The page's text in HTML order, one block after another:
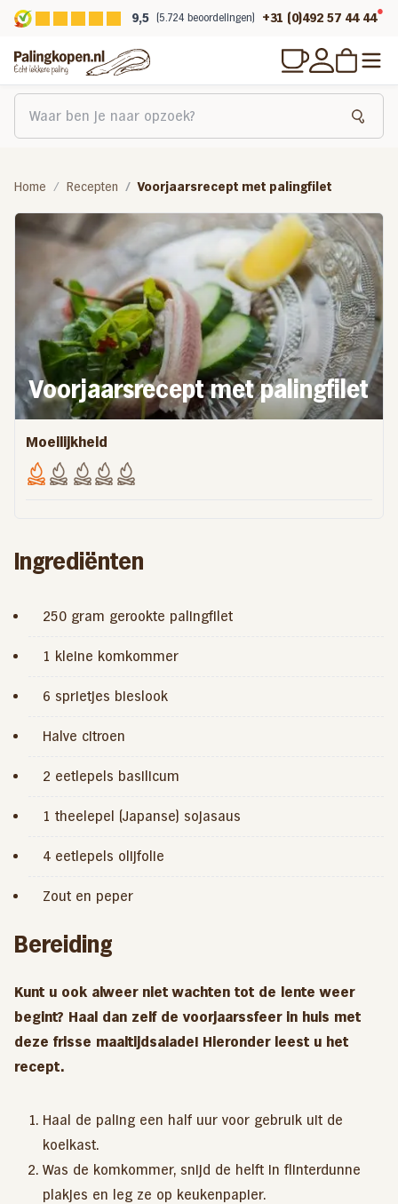
9,5 (5.724 beoordelingen) +31 (0)492 57 44 44
Home Recepten Voorjaarsrecept met palingfilet
Voorjaarsrecept met palingfilet
Moeilijkheid
Ingrediënten
250 gram gerookte palingfilet
1 kleine komkommer
6 sprietjes bieslook
Halve citroen
2 eetlepels basilicum
1 theelepel (Japanse) sojasaus
4 eetlepels olijfolie
Zout en peper
Bereiding
Kunt u ook alweer niet wachten tot de lente weer
begint? Haal dan zelf de voorjaarssfeer in huis met
deze frisse maaltijdsalade! Hieronder leest u het
recept.
Haal de paling een half uur voor gebruik uit de
koelkast.
Was de komkommer, snijd de helft in flinterdunne
plakjes en leg ze op keukenpapier.